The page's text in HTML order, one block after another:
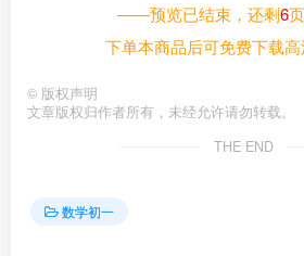
——预览已结束，还剩6
下单本商品后可免费下载
© 版权声明
文章版权归作者所有，未经允许请勿转载。
THE END
数学初一